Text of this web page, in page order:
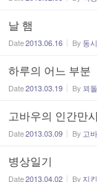
날 햄
Date2013.06.16 By 동
하루의 어느 부분
Date2013.03.19 By 꾀
고바우의 인간만
Date2013.03.09 By 고
병상일기
Date2013.04.02 By 지